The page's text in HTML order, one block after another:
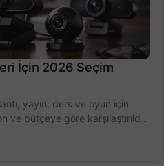
İçin 2026 Seçim
yayın, ders ve oyun için
ve bütçeye göre karşılaştırıldı.